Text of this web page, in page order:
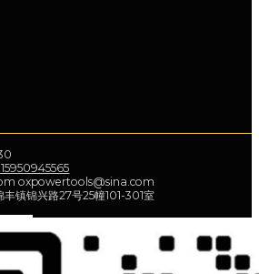
oxpowertools@sina.com
丰镇锦兴路27号25幢101-301室